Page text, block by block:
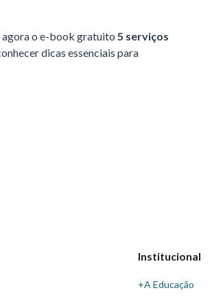
agora o e-book gratuito 5 serviços
dicas essenciais para
Institucional
+A Educação